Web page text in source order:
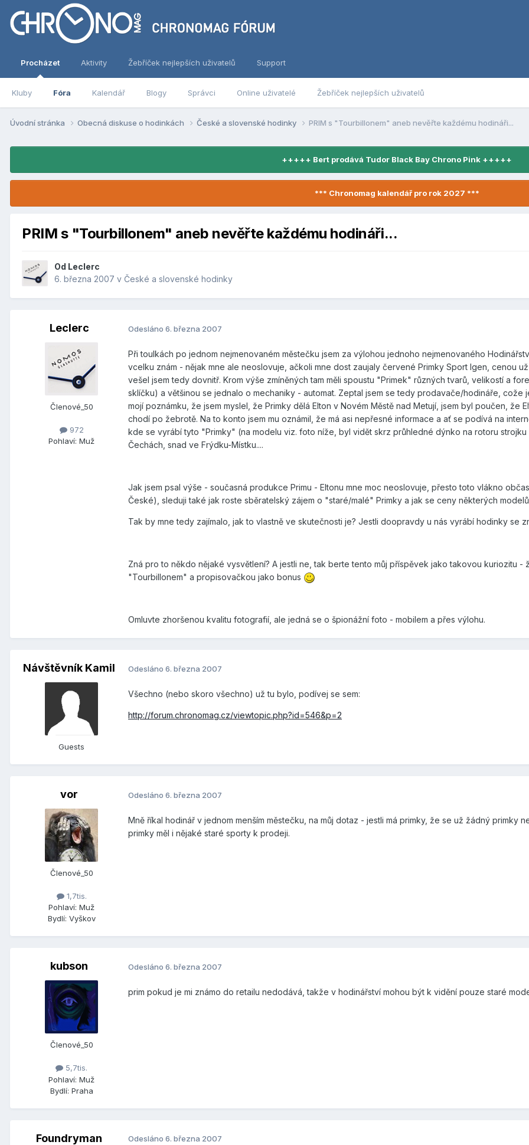
Procházet
Kluby Fóra Kalendář Blogy Správci Online uživatelé Žebříček nejlepších uživatelů
Aktivity Žebříček nejlepších uživatelů Support
Úvodní stránka Obecná diskuse o hodinkách České a slovenské hodinky PRIM s "Tourbillonem" aneb nevěřte každému hodináři...
+++++ Bert prodává Tudor Black Bay Chrono Pink +++++
*** Chronomag kalendář pro rok 2027 ***
PRIM s "Tourbillonem" aneb nevěřte každému hodináři...
Od Leclerc
6. března 2007 v České a slovenské hodinky
Leclerc
Členové_50
972
Pohlaví: Muž
Odesláno 6. března 2007
Při toulkách po jednom nejmenovaném městečku jsem za výlohou jednoho nejmenovaného
vcelku znám - nějak mne ale neoslovuje, ačkoli mne dost zaujaly červené Primky Sport Igen, cenou
vešel jsem tedy dovnitř. Krom výše zmíněných tam měli spoustu "Primek" různých tvarů, velikostí a
sklíčku) a většinou se jednalo o mechaniky - automat. Zeptal jsem se tedy prodavače/hodináře, cože
mojí poznámku, že jsem myslel, že Primky dělá Elton v Novém Městě nad Metují, jsem byl poučen,
chodí po žebrotě. Na to konto jsem mu oznámil, že má asi nepřesné informace a ať se podívá na
kde se vyrábí tyto "Primky" (na modelu viz. foto níže, byl vidět skrz průhledné dýnko na rotoru
Čechách, snad ve Frýdku-Místku....
Jak jsem psal výše - současná produkce Primu - Eltonu mne moc neoslovuje, přesto toto vlákno
České), sleduji také jak roste sběratelský zájem o "staré/malé" Primky a jak se ceny některých
Tak by mne tedy zajímalo, jak to vlastně ve skutečnosti je? Jestli doopravdy u nás vyrábí hodinky se
Zná pro to někdo nějaké vysvětlení? A jestli ne, tak berte tento můj příspěvek jako takovou kuriozitu
"Tourbillonem" a propisovačkou jako bonus
Omluvte zhoršenou kvalitu fotografií, ale jedná se o špionážní foto - mobilem a přes výlohu.
Návštěvník Kamil
Guests
Odesláno 6. března 2007
Všechno (nebo skoro všechno) už tu bylo, podívej se sem:
http://forum.chronomag.cz/viewtopic.php?id=546&p=2
vor
Členové_50
1,7tis.
Pohlaví: Muž
Bydlí: Vyškov
Odesláno 6. března 2007
Mně říkal hodinář v jednom menším městečku, na můj dotaz - jestli má primky, že se už žádný primky
primky měl i nějaké staré sporty k prodeji.
kubson
Členové_50
5,7tis.
Pohlaví: Muž
Bydlí: Praha
Odesláno 6. března 2007
prim pokud je mi známo do retailu nedodává, takže v hodinářství mohou být k vidění pouze staré
Foundryman Odesláno 6. března 2007